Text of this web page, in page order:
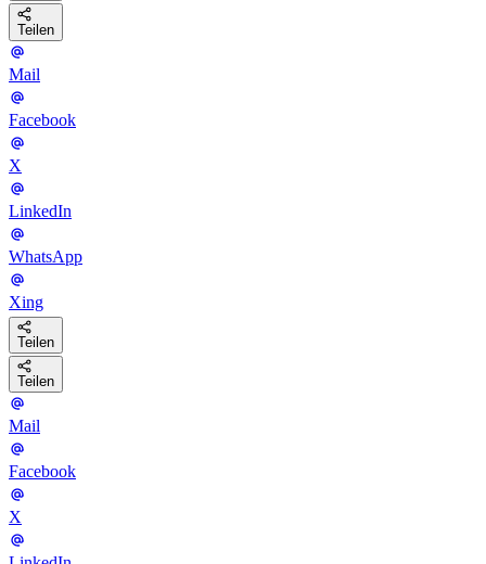
Teilen
Mail
Facebook
X
LinkedIn
WhatsApp
Xing
Teilen
Teilen
Mail
Facebook
X